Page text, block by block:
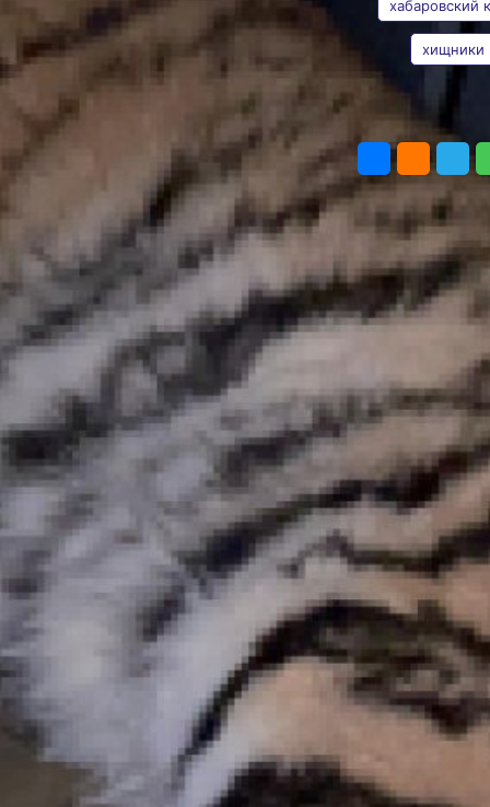
мира и особо охраняемых
природных территорий
Хабаровского края» /
ohota.khabkrai.ru
2 марта в окрестностях
села Некрасовка
Хабаровского района был
пойман тигрёнок. Об этом
сообщили в Управлении
охотничьего хозяйства
Хабаровского края.
Визуальный осмотр
показал, что у хищника
имеются признаки
истощения. Ветеринары
проведут осмотр
и подготовят заключение.
Росприроднадзором
будет принято решение,
как поступить
с животным.
В этом году это уже
восьмой тигр, пойманный
в Хабаровском крае.
Ранее были пойманы три
самца и четыре самки
в Хабаровском,
Вяземском районах,
Бикинском округе
и районе имени Лазо.
В ТЕМУ:
Следы тигриной Золушки
обнаружены
заповеднике
Читайте нас в соцсетях:
хабаровский
хищники